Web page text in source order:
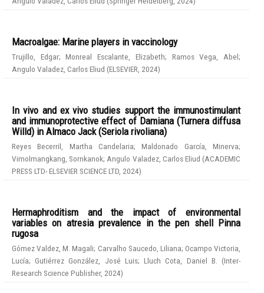
Macroalgae: Marine players in vaccinology
Trujillo, Edgar;Monreal Escalante, Elizabeth; Ramos Vega, Abel;
Angulo Valadez, Carlos Eliud (ELSEVIER 2024)
In vivo and ex vivo studies support the immunostimulant
and immunoprotective effect of Damiana (Turnera diffusa
Willd) in Almaco Jack (Seriola rivoliana)
Reyes Becerril, Martha Candelaria;Maldonado García, Minerva;
Vimolmangkang, Sornkanok; Angulo Valadez, Carlos Eliud (ACADEMIC
PRESS LTD- ELSEVIER SCIENCE LTD 2024)
Hermaphroditism and the impact of environmental
variables on atresia prevalence in the pen shell Pinna
rugosa
Gómez Valdez, M. Magali; Carvalho Saucedo, Liliana; Ocampo Victoria,
Lucía;Gutiérrez González, José Luis;Lluch Cota, Daniel B. (Inter-
Research Science Publisher, 2024)